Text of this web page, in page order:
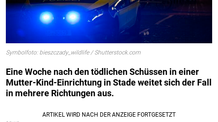
Symbolfoto: bieszczady_wildlife / Shutterstock.com
Eine Woche nach den tödlichen Schüssen in einer
Mutter-Kind-Einrichtung in Stade weitet sich der Fall
in mehrere Richtungen aus.